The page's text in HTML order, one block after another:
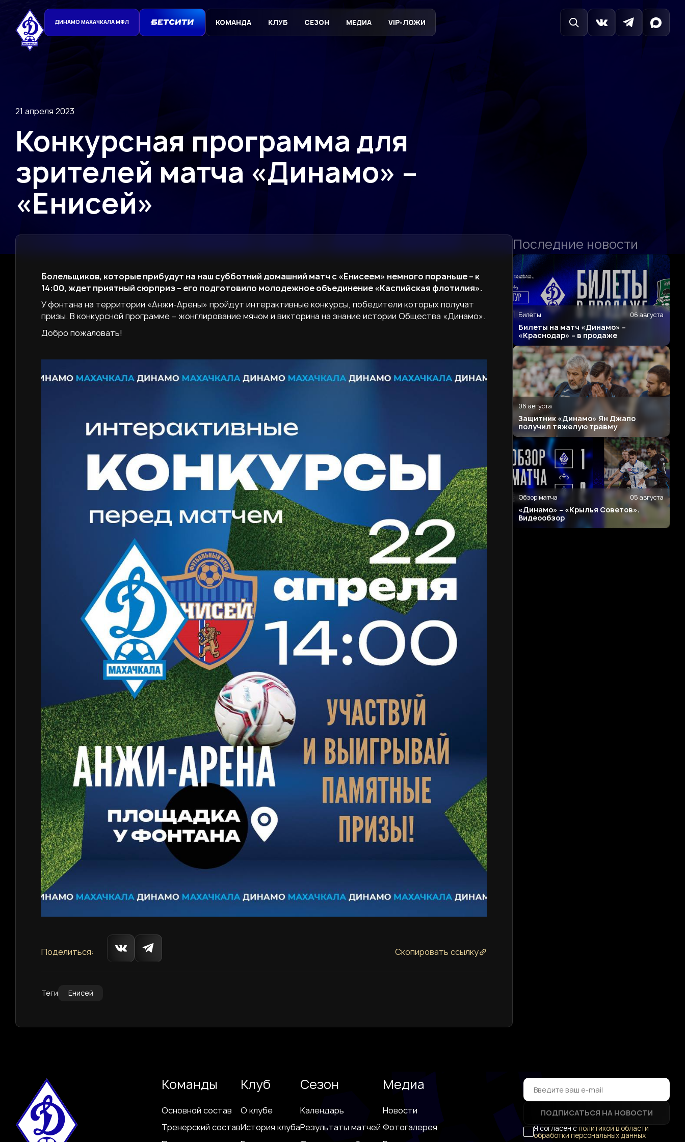
ДИНАМО МАХАЧКАЛА МФЛ КОМАНДА КЛУБ СЕЗОН МЕДИА VIP-ЛОЖИ
21 апреля 2023
Конкурсная программа для
зрителей матча «Динамо» –
«Енисей»
Болельщиков, которые прибудут на наш субботний домашний матч с «Енисеем» немного пораньше – к
14:00, ждет приятный сюрприз – его подготовило молодежное объединение «Каспийская флотилия».
У фонтана на территории «Анжи-Арены» пройдут интерактивные конкурсы, победители которых получат
призы. В конкурсной программе – жонглирование мячом и викторина на знание истории Общества «Динамо».
Добро пожаловать!
Поделиться: Скопировать ссылку
Теги Енисей
Последние новости
Билеты 06 августа
Билеты на матч «Динамо» –
«Краснодар» – в продаже
06 августа
Защитник «Динамо» Ян Джапо
получил тяжелую травму
Обзор матча 05 августа
«Динамо» – «Крылья Советов».
Видеообзор
Команды
Основной состав
Тренерский состав
Клуб
О клубе
История клуба
Сезон
Календарь
Результаты матчей
Медиа
Новости
Фотогалерея
ПОДПИСАТЬСЯ НА НОВОСТИ
Я согласен сполитикой в области
обработки персональных данных